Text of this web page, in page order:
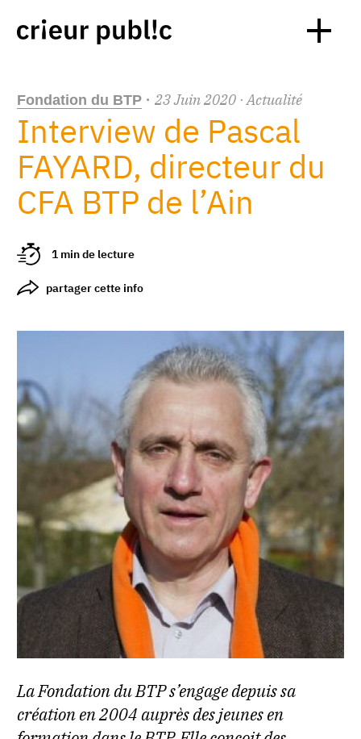
Fondation du BTP · 23Juin2020 · Actualité
Interview de Pascal
FAYARD, directeur du
CFA BTP de l’Ain
1 min de lecture
partager cette info
La Fondation du BTP s’engage depuis sa
création en 2004 auprès des jeunes en